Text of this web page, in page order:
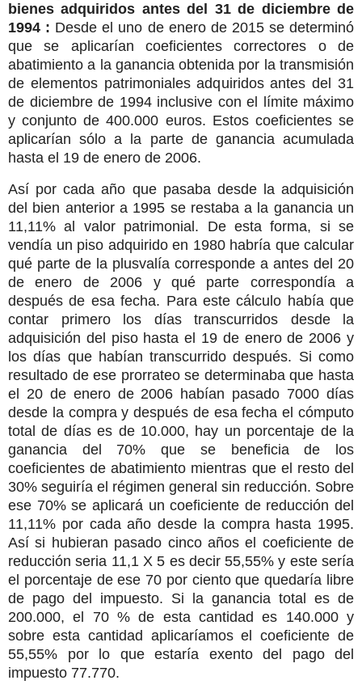
bienes adquiridos antes del 31 de diciembre de
1994 : Desde el uno de enero de 2015 se determinó
que se aplicarían coeficientes correctores o de
abatimiento a la ganancia obtenida por la transmisión
de elementos patrimoniales adquiridos antes del 31
de diciembre de 1994 inclusive con el límite máximo
y conjunto de 400.000 euros. Estos coeficientes se
aplicarían sólo a la parte de ganancia acumulada
hasta el 19 de enero de 2006.
Así por cada año que pasaba desde la adquisición
del bien anterior a 1995 se restaba a la ganancia un
11,11% al valor patrimonial. De esta forma, si se
vendía un piso adquirido en 1980 habría que calcular
qué parte de la plusvalía corresponde a antes del 20
de enero de 2006 y qué parte correspondía a
después de esa fecha. Para este cálculo había que
contar primero los días transcurridos desde la
adquisición del piso hasta el 19 de enero de 2006 y
los días que habían transcurrido después. Si como
resultado de ese prorrateo se determinaba que hasta
el 20 de enero de 2006 habían pasado 7000 días
desde la compra y después de esa fecha el cómputo
total de días es de 10.000, hay un porcentaje de la
ganancia del 70% que se beneficia de los
coeficientes de abatimiento mientras que el resto del
30% seguiría el régimen general sin reducción. Sobre
ese 70% se aplicará un coeficiente de reducción del
11,11% por cada año desde la compra hasta 1995.
Así si hubieran pasado cinco años el coeficiente de
reducción seria 11,1 X 5 es decir 55,55% y este sería
el porcentaje de ese 70 por ciento que quedaría libre
de pago del impuesto. Si la ganancia total es de
200.000, el 70 % de esta cantidad es 140.000 y
sobre esta cantidad aplicaríamos el coeficiente de
55,55% por lo que estaría exento del pago del
impuesto 77.770.